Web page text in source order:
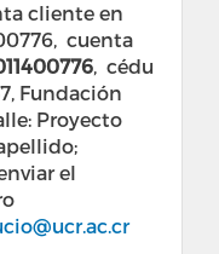
cliente en
cuenta
, cédu
Fundación
Proyecto
el